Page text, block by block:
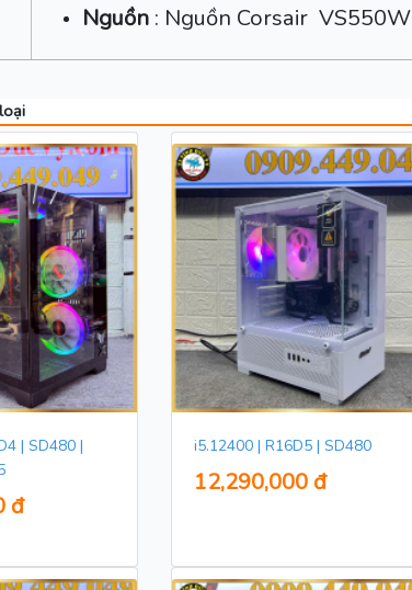
Nguồn : Nguồn Corsair VS550W
| SD480 |
đ
i5.12400 | R16D5 | SD480
12,290,000 đ